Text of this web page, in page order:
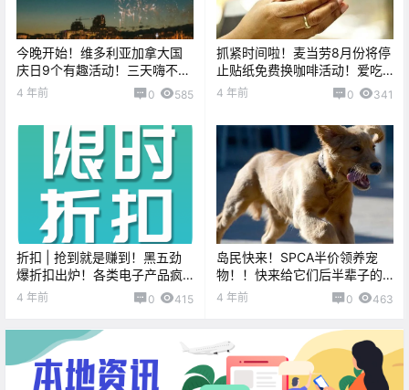
今晚开始！维多利亚加拿大国
庆日9个有趣活动！三天嗨不
停！
4 年前 0 585
抓紧时间啦！麦当劳8月份将停
止贴纸免费换咖啡活动！爱吃
Pizza的有福啦，本周Domino's
4 年前 0 341
折扣 | 抢到就是赚到！黑五劲
爆折扣出炉！各类电子产品疯
狂打折！Nespresso Next仅
4 年前 0 415
岛民快来！SPCA半价领养宠
物！！快来给它们后半辈子的
幸福吧！！
4 年前 0 463